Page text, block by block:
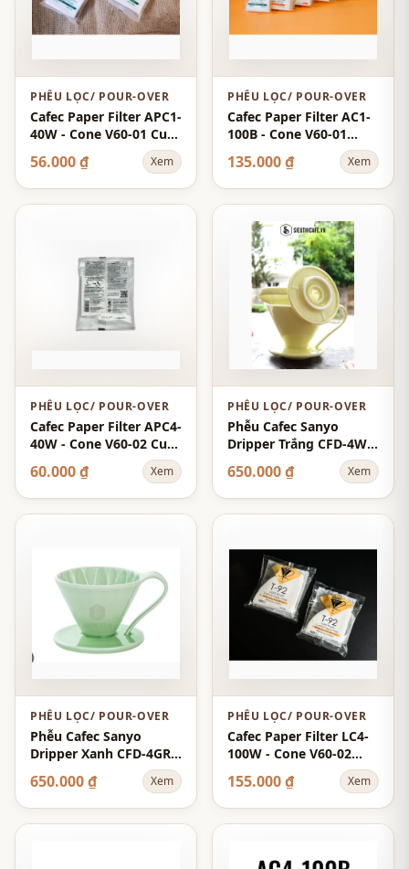
PHỄU LỌC/ POUR-OVER
Cafec Paper Filter APC1-
40W - Cone V60-01 Cup-
1 40-Sheets - White -
Abaca+
56.000 ₫ Xem
PHỄU LỌC/ POUR-OVER
Cafec Paper Filter AC1-
100B - Cone V60-01
Cup-1 100-Sheets -
Brown - Abaca
135.000 ₫ Xem
PHỄU LỌC/ POUR-OVER
Cafec Paper Filter APC4-
40W - Cone V60-02 Cup-
4 40-Sheets - White -
Abaca+
60.000 ₫ Xem
PHỄU LỌC/ POUR-OVER
Phễu Cafec Sanyo
Dripper Trắng CFD-4WH
650.000 ₫ Xem
PHỄU LỌC/ POUR-OVER
Phễu Cafec Sanyo
Dripper Xanh CFD-4GR
650.000 ₫ Xem
PHỄU LỌC/ POUR-OVER
Cafec Paper Filter LC4-
100W - Cone V60-02
Cup-4 100-Sheets -
White - Light Roast
155.000 ₫ Xem